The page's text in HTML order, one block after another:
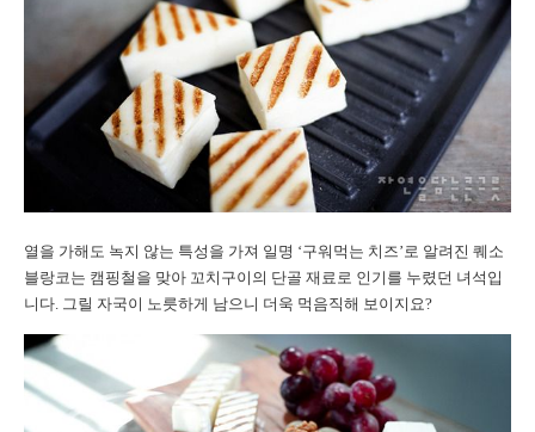
열을 가해도 녹지 않는 특성을 가져 일명 ‘구워먹는 치즈’로 알려진 퀘소
블랑코는 캠핑철을 맞아 꼬치구이의 단골 재료로 인기를 누렸던 녀석입
니다. 그릴 자국이 노릇하게 남으니 더욱 먹음직해 보이지요?